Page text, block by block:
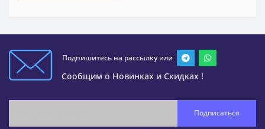
Подпишитесь на рассылку или
Сообщим о Новинках и Скидках !
Подписаться